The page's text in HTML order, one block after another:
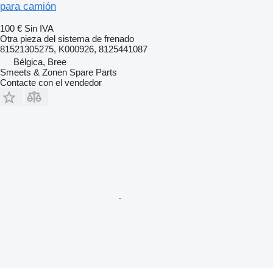
para camión
100 € Sin IVA
Otra pieza del sistema de frenado
81521305275, K000926, 8125441087
Bélgica, Bree
Smeets & Zonen Spare Parts
Contacte con el vendedor